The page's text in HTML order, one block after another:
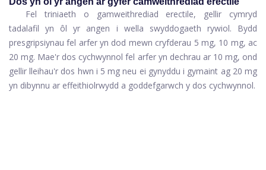
Fel triniaeth o gamweithrediad erectile, gellir cymryd
tadalafil yn ôl yr angen i wella swyddogaeth rywiol. Bydd
presgripsiynau fel arfer yn dod mewn cryfderau 5 mg, 10 mg, ac
20 mg. Mae'r dos cychwynnol fel arfer yn dechrau ar 10 mg, ond
gellir lleihau'r dos hwn i 5 mg neu ei gynyddu i gymaint ag 20 mg
yn dibynnu ar effeithiolrwydd a goddefgarwch y dos cychwynnol.